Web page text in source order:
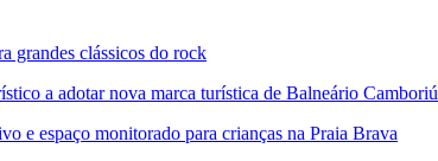
grandes clássicos do rock
a adotar nova marca turística de Balneário Camboriú
e espaço monitorado para crianças na Praia Brava